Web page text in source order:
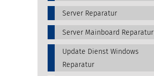
Server Reparatur
Server Mainboard Reparatur
Update Dienst Windows
Reparatur